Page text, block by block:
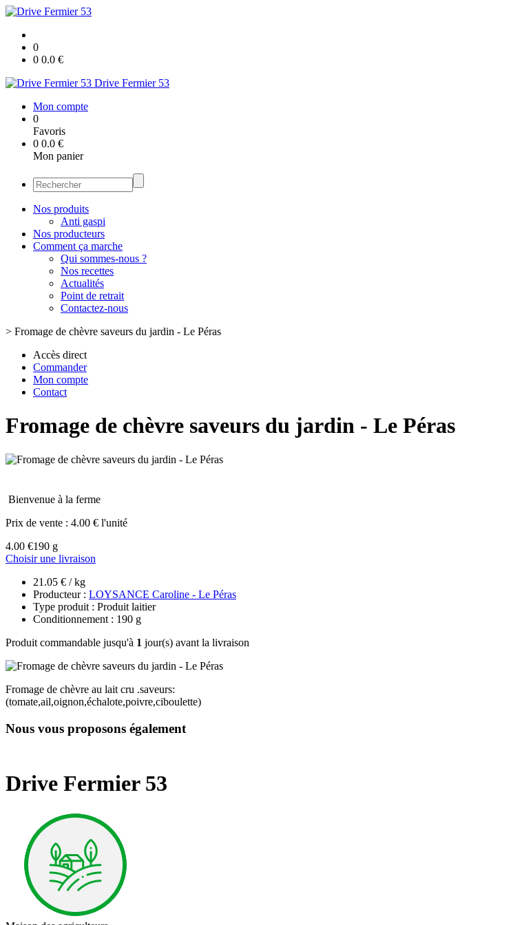
0
0 0.0 €
Drive Fermier 53
Mon compte
0
Favoris
0 0.0 €
Mon panier
Nos produits
Anti gaspi
Nos producteurs
Comment ça marche
Qui sommes-nous ?
Nos recettes
Actualités
Point de retrait
Contactez-nous
> Fromage de chèvre saveurs du jardin - Le Péras
Accès direct
Commander
Mon compte
Contact
Fromage de chèvre saveurs du jardin - Le Péras
Bienvenue à la ferme
Prix de vente : 4.00 € l'unité
4.00 €190 g
Choisir une livraison
21.05 € / kg
Producteur : LOYSANCE Caroline - Le Péras
Type produit : Produit laitier
Conditionnement : 190 g
Produit commandable jusqu'à 1 jour(s) avant la livraison
Fromage de chèvre au lait cru .saveurs:
(tomate,ail,oignon,échalote,poivre,ciboulette)
Nous vous proposons également
Drive Fermier 53